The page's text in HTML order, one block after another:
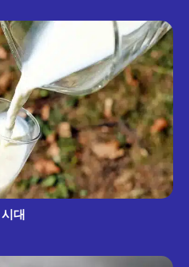
대